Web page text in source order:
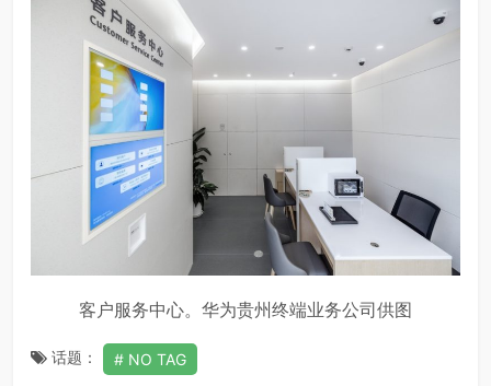
客户服务中心。华为贵州终端业务公司供图
话题： NO TAG